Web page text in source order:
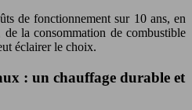
de fonctionnement sur 10 ans, en
la consommation de combustible
éclairer le choix.
: un chauffage durable et